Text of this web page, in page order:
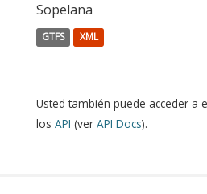
Sopelana
GTFS XML
Usted también puede acceder a
los API (ver API Docs).